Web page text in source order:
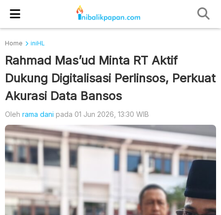
Home iniHL
Rahmad Mas’ud Minta RT Aktif
Dukung Digitalisasi Perlinsos, Perkuat
Akurasi Data Bansos
Oleh rama dani pada 01 Jun 2026, 13:30 WIB